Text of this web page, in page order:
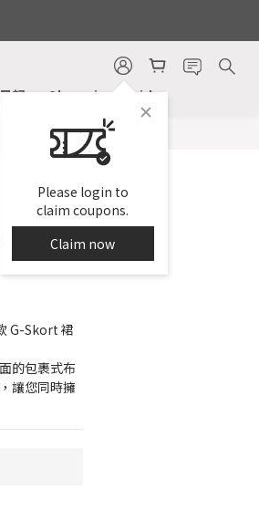
Please login to
claim coupons.
Claim now
記 Shopping Guide
G-Skort 裙
的包裹式布
讓您同時擁
BUY NOW